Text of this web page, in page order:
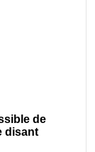
de
disant